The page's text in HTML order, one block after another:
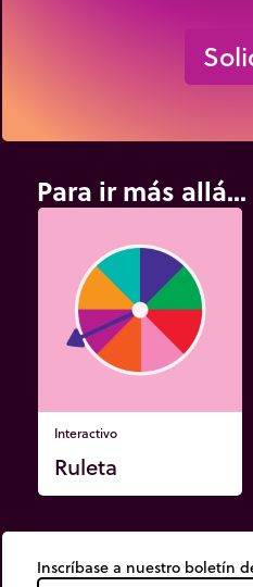
Para ir más allá...
Interactivo
Ruleta
Inscríbase a nuestro boletín